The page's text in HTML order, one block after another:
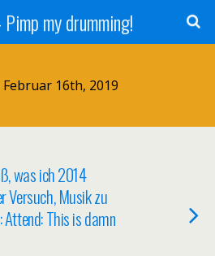
my drumming!
Februar 16th, 2019
was ich 2014
Versuch, Musik zu
This is damn